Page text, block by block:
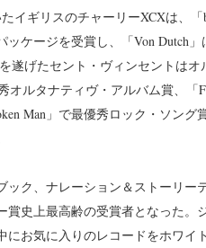
イギリスのチャーリーXCXは、
ケージを受賞し、「Von Dutch
遂げたセント・ヴィンセントは
オルタナティヴ・アルバム賞、「
Man」で最優秀ロック・ソン
ック、ナレーション＆ストーリー
賞史上最高齢の受賞者となった。
にお気に入りのレコードをホワイ